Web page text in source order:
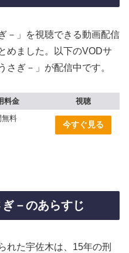
－」を視聴できる動画配信
めました。以下のVODサ
さぎ－」が配信中です。
料金
視聴
無料
今すぐ見る
－のあらすじ
れた宇佐木は、15年の刑